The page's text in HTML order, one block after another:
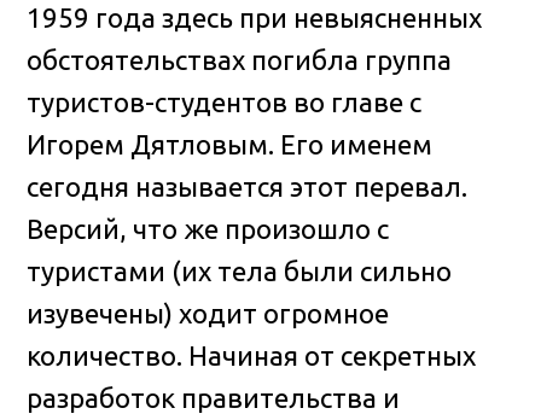
1959 года здесь при невыясненных
обстоятельствах погибла группа
туристов-студентов во главе с
Игорем Дятловым. Его именем
сегодня называется этот перевал.
Версий, что же произошло с
туристами (их тела были сильно
изувечены) ходит огромное
количество. Начиная от секретных
разработок правительства и